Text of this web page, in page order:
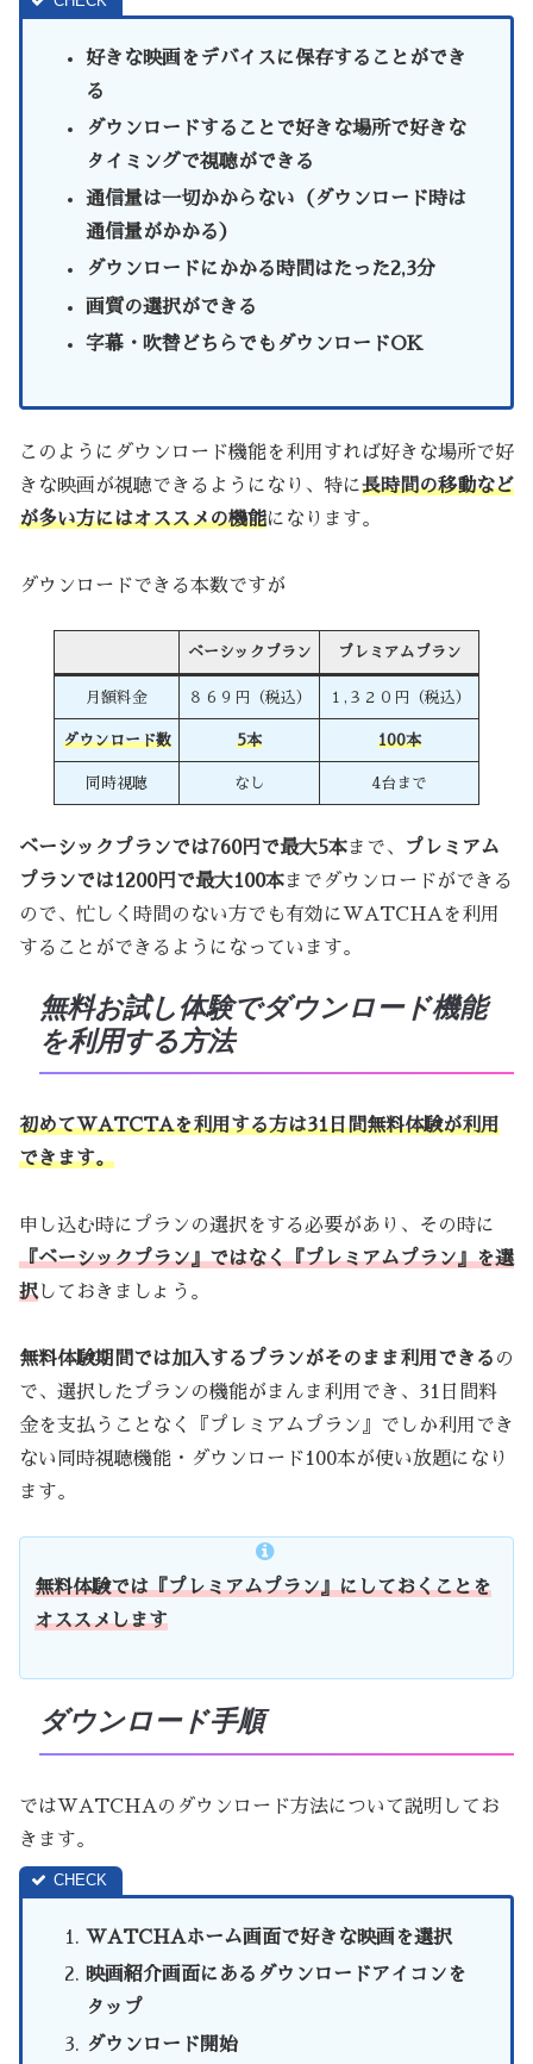
好きな映画をデバイスに保存することができ
る
ダウンロードすることで好きな場所で好きな
タイミングで視聴ができる
通信量は一切かからない（ダウンロード時は
通信量がかかる）
ダウンロードにかかる時間はたった2,3分
画質の選択ができる
字幕・吹替どちらでもダウンロードOK
このようにダウンロード機能を利用すれば好きな場所で好
きな映画が視聴できるようになり、特に長時間の移動など
が多い方にはオススメの機能になります。
ダウンロードできる本数ですが
ベーシックプラン プレミアムプラン
月額料金 ８６９円（税込） １,３２０円（税込）
ダウンロード数 5本 100本
同時視聴 なし 4台まで
ベーシックプランでは760円で最大5本まで、
プレミアム
プランでは1200円で最大100本までダウンロードができる
ので、忙しく時間のない方でも有効にWATCHAを利用
することができるようになっています。
無料お試し体験でダウンロード機能
を利用する方法
初めてWATCTAを利用する方は31日間無料体験が利用
できます。
申し込む時にプランの選択をする必要があり、その時に
『ベーシックプラン』ではなく『プレミアムプラン』を選
択 しておきましょう。
無料体験期間では加入するプランがそのまま利用できる の
で、選択したプランの機能がまんま利用でき、31日間料
金を支払うことなく『プレミアムプラン』でしか利用でき
ない同時視聴機能・ダウンロード100本が使い放題になり
ます。
無料体験では『プレミアムプラン』にしておくことを
オススメします
ダウンロード手順
ではWATCHAのダウンロード方法について説明してお
きます。
WATCHAホーム画面で好きな映画を選択
映画紹介画面にあるダウンロードアイコンを
タップ
ダウンロード開始